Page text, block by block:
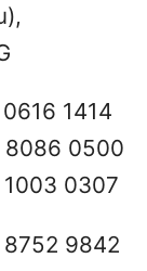
1414
8086 0500
0307
8752 9842